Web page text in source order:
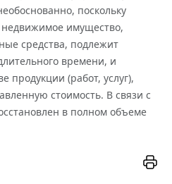
поскольку
имущество,
средства, подлежит
времени, и
продукции (работ, услуг),
стоимость. В связи с
в полном объеме